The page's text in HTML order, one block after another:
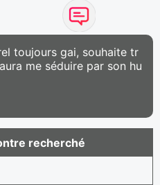
toujours gai, souhaite tr
me séduire par son hu
recherché